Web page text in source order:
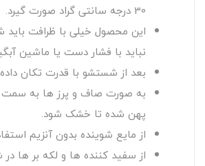
30 درجه سانتی گراد صورت گیرد.
این محصول خیلی با ظرافت
نباید با فشار دست یا ماشین
بعد از شستشو با قدرت تکان
به صورت صاف و پرز ها به سمت
پهن شده تا خشک شود.
از مایع شوینده بدون آنزیم
از سفید کننده ها و لکه بر ها